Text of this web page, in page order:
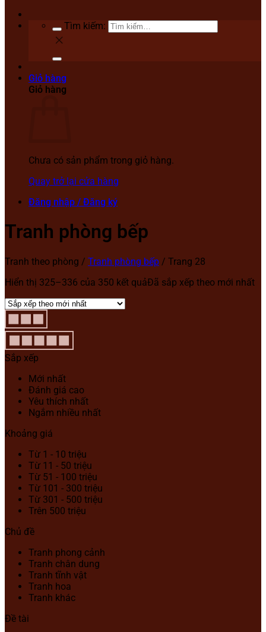
Tìm kiếm:
Giỏ hàng
Giỏ hàng
Chưa có sản phẩm trong giỏ hàng.
Quay trở lại cửa hàng
Đăng nhập / Đăng ký
Tranh phòng bếp
Tranh theo phòng / Tranh phòng bếp / Trang 28
Hiển thị 325–336 của 350 kết quảĐã sắp xếp theo mới nhất
Sắp xếp
Mới nhất
Đánh giá cao
Yêu thích nhất
Ngắm nhiều nhất
Khoảng giá
Từ 1 - 10 triệu
Từ 11 - 50 triệu
Từ 51 - 100 triệu
Từ 101 - 300 triệu
Từ 301 - 500 triệu
Trên 500 triệu
Chủ đề
Tranh phong cảnh
Tranh chân dung
Tranh tĩnh vật
Tranh hoa
Tranh khác
Đề tài